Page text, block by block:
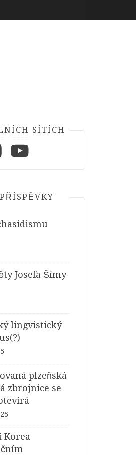
SÍTÍCH
Josefa Šímy
lingvistický
plzeňská
zbrojnice se
Korea